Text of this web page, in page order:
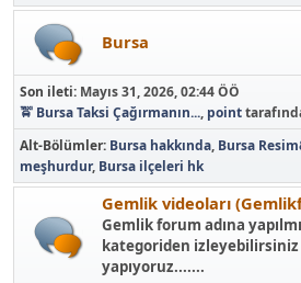
Bursa
Son ileti: Mayıs 31, 2026, 02:44 ÖÖ
🚖 Bursa Taksi Çağırmanın..., point
Alt-Bölümler Bursa hakkında Bursa
meşhurdur Bursa ilçeleri hk
Gemlik videoları
Gemlik forum adına
kategoriden
yapıyoruz.......